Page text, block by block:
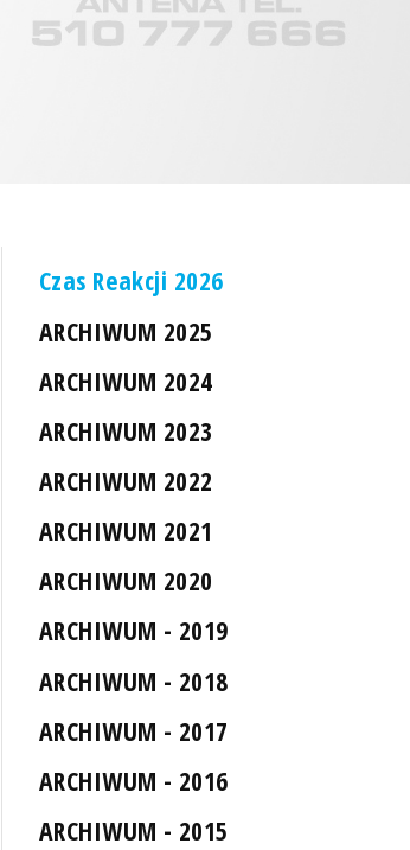
Czas Reakcji 2026
ARCHIWUM 2025
ARCHIWUM 2024
ARCHIWUM 2023
ARCHIWUM 2022
ARCHIWUM 2021
ARCHIWUM 2020
ARCHIWUM - 2019
ARCHIWUM - 2018
ARCHIWUM - 2017
ARCHIWUM - 2016
ARCHIWUM - 2015